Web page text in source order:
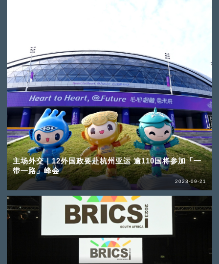
主场外交｜12外国政要赴杭州亚运 逾110国将参加「一
带一路」峰会
2023-09-21